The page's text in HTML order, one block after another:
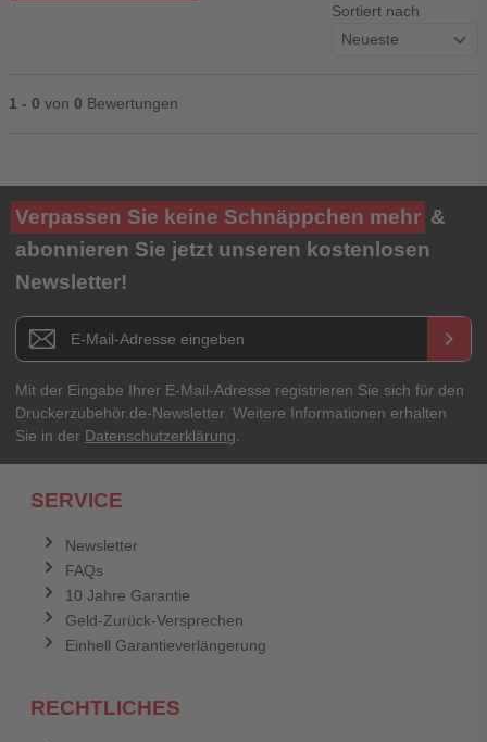
Sortiert nach
1 - 0 von 0 Bewertungen
Ihre Bewertung**
★★★★★
Titel**
E-Mail-Adresse
Ihr Passwort
Verpassen Sie keine Schnäppchen mehr &
abonnieren Sie jetzt unseren kostenlosen
Newsletter!
Newsletter E-Mail Adresse keyboard_arrow_right
Mit der Eingabe Ihrer E-Mail-Adresse registrieren Sie sich für den
Druckerzubehör.de-Newsletter. Weitere Informationen erhalten
Sie in der Datenschutzerklärung.
SERVICE
Newsletter
FAQs
10 Jahre Garantie
Geld-Zurück-Versprechen
Einhell Garantieverlängerung
RECHTLICHES